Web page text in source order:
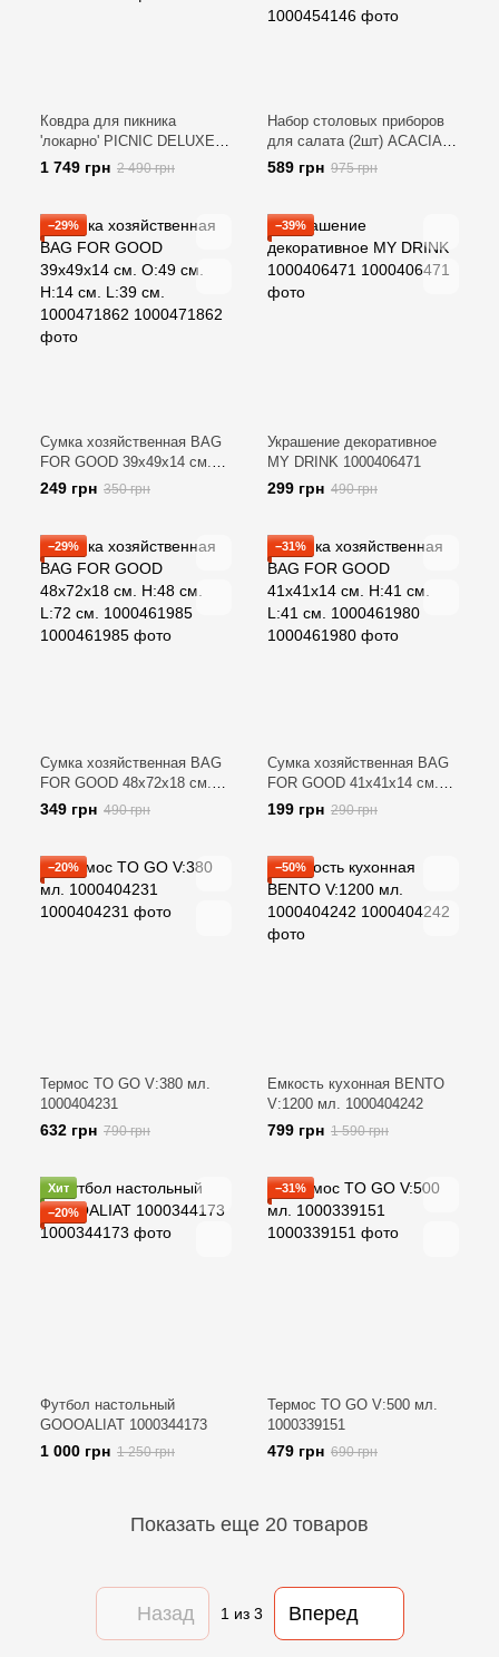
Ковдра для пикника
'локарно' PICNIC DELUXE
180х140 см. H:140 см. L:
180 см. 1000454441
1 749 грн 2 490 грн
Набор столовых приборов
для салата (2шт) ACACIA
30х8х2 см. O:7.5 см. H:1.8
см. L:30 см. 1000454146
589 грн 975 грн
−29%
Сумка хозяйственная BAG
FOR GOOD 39х49х14 см.
O:49 см. H:14 см. L:39 см.
1000471862
249 грн 350 грн
−39%
Украшение декоративное
MY DRINK 1000406471
299 грн 490 грн
−29%
Сумка хозяйственная BAG
FOR GOOD 48х72х18 см.
H:48 см. L:72 см.
1000461985
349 грн 490 грн
−31%
Сумка хозяйственная BAG
FOR GOOD 41х41х14 см.
H:41 см. L:41 см.
1000461980
199 грн 290 грн
−20%
Термос TO GO V:380 мл.
1000404231
632 грн 790 грн
−50%
Емкость кухонная BENTO
V:1200 мл. 1000404242
799 грн 1 590 грн
Хит
−20%
Футбол настольный
GOOOALIAT 1000344173
1 000 грн 1 250 грн
−31%
Термос TO GO V:500 мл.
1000339151
479 грн 690 грн
Показать еще 20 товаров
Назад 1 из 3 Вперед